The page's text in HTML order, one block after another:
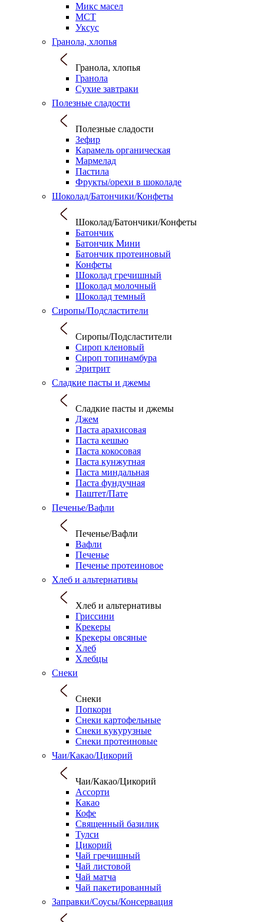
Микс масел
МСТ
Уксус
Гранола, хлопья
Гранола, хлопья
Гранола
Сухие завтраки
Полезные сладости
Полезные сладости
Зефир
Карамель органическая
Мармелад
Пастила
Фрукты/орехи в шоколаде
Шоколад/Батончики/Конфеты
Шоколад/Батончики/Конфеты
Батончик
Батончик Мини
Батончик протеиновый
Конфеты
Шоколад гречишный
Шоколад молочный
Шоколад темный
Сиропы/Подсластители
Сиропы/Подсластители
Сироп кленовый
Сироп топинамбура
Эритрит
Сладкие пасты и джемы
Сладкие пасты и джемы
Джем
Паста арахисовая
Паста кешью
Паста кокосовая
Паста кунжутная
Паста миндальная
Паста фундучная
Паштет/Пате
Печенье/Вафли
Печенье/Вафли
Вафли
Печенье
Печенье протеиновое
Хлеб и альтернативы
Хлеб и альтернативы
Гриссини
Крекеры
Крекеры овсяные
Хлеб
Хлебцы
Снеки
Снеки
Попкорн
Снеки картофельные
Снеки кукурузные
Снеки протеиновые
Чаи/Какао/Цикорий
Чаи/Какао/Цикорий
Ассорти
Какао
Кофе
Священный базилик
Тулси
Цикорий
Чай гречишный
Чай листовой
Чай матча
Чай пакетированный
Заправки/Соусы/Консервация